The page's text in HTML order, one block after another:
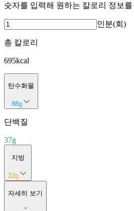
숫자를 입력해 원하는 칼로리 정보
인분(회)
총 칼로리
695kcal
탄수화물
88g
단백질
37g
지방
22g
자세히 보기